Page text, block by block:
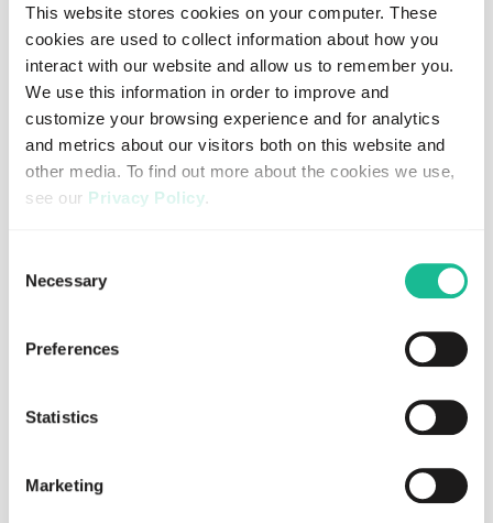
This website stores cookies on your computer. These
cookies are used to collect information about how you
interact with our website and allow us to remember you.
We use this information in order to improve and
customize your browsing experience and for analytics
and metrics about our visitors both on this website and
other media. To find out more about the cookies we use,
see our Privacy Policy.
you visit this website. A single cookie will be used in your
browser to remember your preference not to be tracked.
Selection
Necessary
Preferences
Statistics
Marketing
Read more
JULY 30, 2026 REGULATORY
disputes